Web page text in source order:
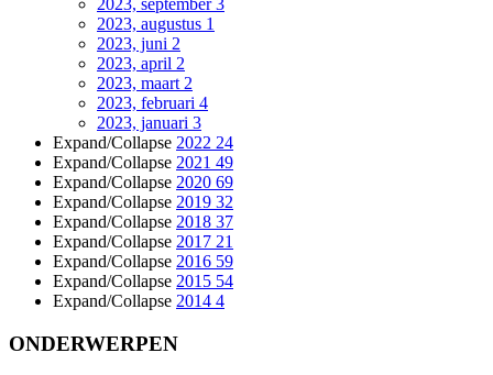
2023, september3
2023, augustus 1
2023, juni 2
2023, april 2
2023, maart 2
2023, februari 4
2023, januari 3
Expand/Collapse 2022 24
Expand/Collapse 2021 49
Expand/Collapse 2020 69
Expand/Collapse 2019 32
Expand/Collapse 2018 37
Expand/Collapse 2017 21
Expand/Collapse 2016 59
Expand/Collapse 2015 54
Expand/Collapse 2014 4
ONDERWERPEN